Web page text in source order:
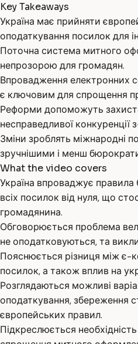
Key Takeaways
Україна має прийняти
оподаткування посилок для
Поточна система митного
непрозорою для громадян.
Впровадження електронних
є ключовим для спрощення
Реформи допоможуть
несправедливої конкуренції
Зміни зроблять міжнародні
зручнішими і менш
What the video covers
Україна впроваджує
всіх посилок від нуля, що
громадянина.
Обговорюється проблема
не оподатковуються, та
Пояснюється різниця між
посилок, а також вплив на
Розглядаються можливі
оподаткування, збереження
європейських правил.
Підкреслюється